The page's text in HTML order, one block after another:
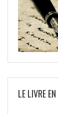
LE LIVRE